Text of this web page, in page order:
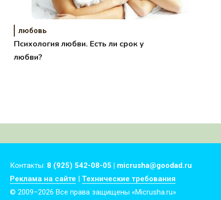
любовь
Психология любви. Есть ли срок у
любви?
Контакты: 8 (925) 542-08-05 | micrusha@goodad.ru
Реклама на сайте | Технические требования
© 2009–2026 Все права защищены «Micrusha.ru»